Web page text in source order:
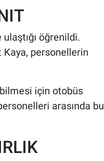
öğrenildi.
Kaya, personellerin
için otobüs
arasında bu